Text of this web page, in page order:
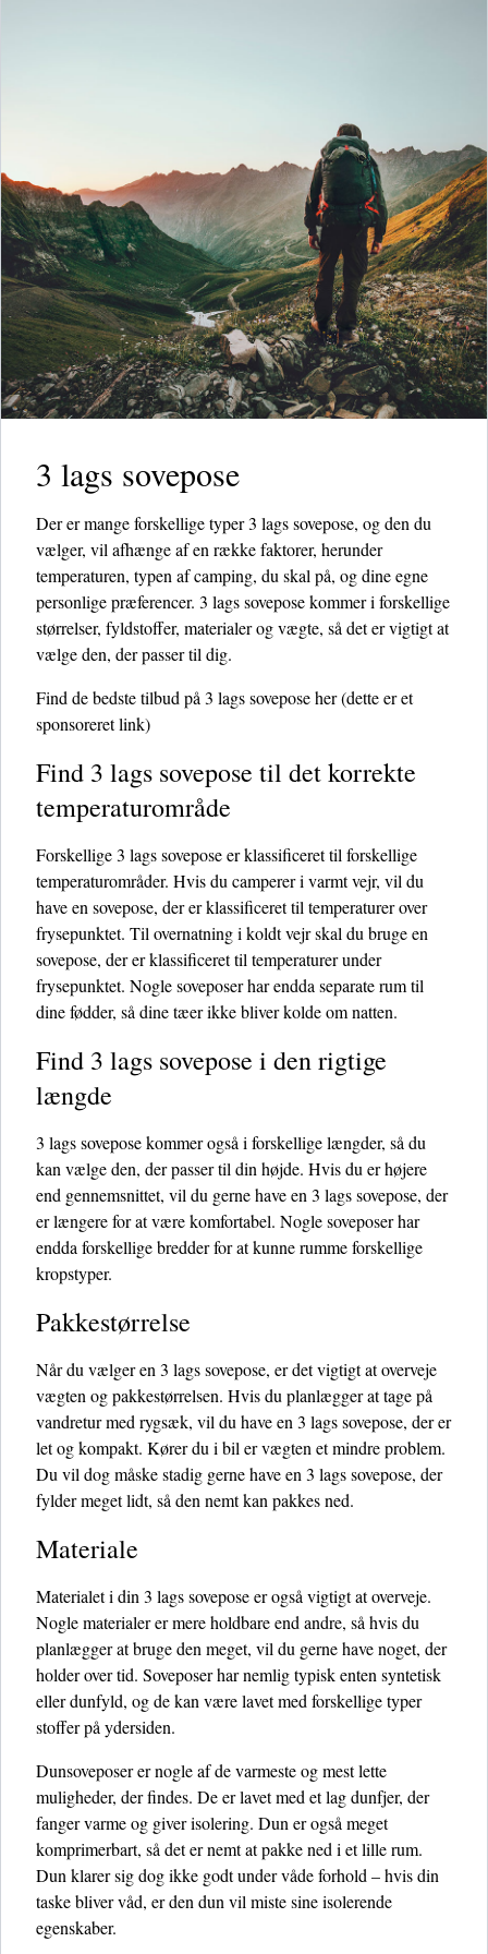
3 lags sovepose
Der er mange forskellige typer 3 lags sovepose, og den du
vælger, vil afhænge af en række faktorer, herunder
temperaturen, typen af ​​camping, du skal på, og dine egne
personlige præferencer. 3 lags sovepose kommer i forskellige
størrelser, fyldstoffer, materialer og vægte, så det er vigtigt at
vælge den, der passer til dig.
Find de bedste tilbud på 3 lags sovepose her(dette er et
sponsoreret link)
Find 3 lags sovepose til det korrekte
temperaturområde
Forskellige 3 lags sovepose er klassificeret til forskellige
temperaturområder. Hvis du camperer i varmt vejr, vil du
have en sovepose, der er klassificeret til temperaturer over
frysepunktet. Til overnatning i koldt vejr skal du bruge en
sovepose, der er klassificeret til temperaturer under
frysepunktet. Nogle soveposer har endda separate rum til
dine fødder, så dine tæer ikke bliver kolde om natten.
Find 3 lags sovepose i den rigtige
længde
3 lags sovepose kommer også i forskellige længder, så du
kan vælge den, der passer til din højde. Hvis du er højere
end gennemsnittet, vil du gerne have en 3 lags sovepose, der
er længere for at være komfortabel. Nogle soveposer har
endda forskellige bredder for at kunne rumme forskellige
kropstyper.
Pakkestørrelse
Når du vælger en 3 lags sovepose, er det vigtigt at overveje
vægten og pakkestørrelsen. Hvis du planlægger at tage på
vandretur med rygsæk, vil du have en 3 lags sovepose, der er
let og kompakt. Kører du i bil er vægten et mindre problem.
Du vil dog måske stadig gerne have en 3 lags sovepose, der
fylder meget lidt, så den nemt kan pakkes ned.
Materiale
Materialet i din 3 lags sovepose er også vigtigt at overveje.
Nogle materialer er mere holdbare end andre, så hvis du
planlægger at bruge den meget, vil du gerne have noget, der
holder over tid. Soveposer har nemlig typisk enten syntetisk
eller dunfyld, og de kan være lavet med forskellige typer
stoffer på ydersiden.
Dunsoveposer er nogle af de varmeste og mest lette
muligheder, der findes. De er lavet med et lag dunfjer, der
fanger varme og giver isolering. Dun er også meget
komprimerbart, så det er nemt at pakke ned i et lille rum.
Dun klarer sig dog ikke godt under våde forhold – hvis din
taske bliver våd, er den dun vil miste sine isolerende
egenskaber.